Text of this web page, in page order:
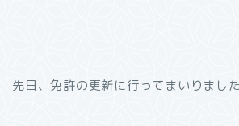
先日、免許の更新に行ってまいりまし